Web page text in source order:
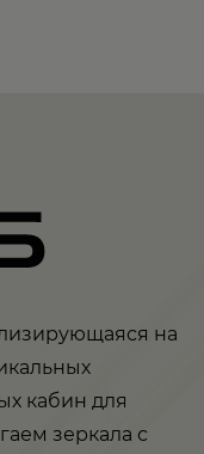
на
кабин для
зеркала с